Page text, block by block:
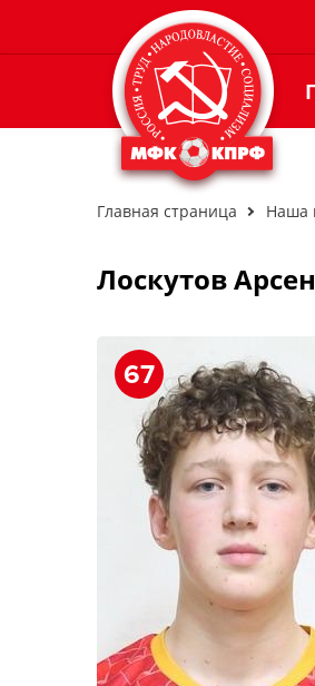
Главная страница Наша
Лоскутов
67